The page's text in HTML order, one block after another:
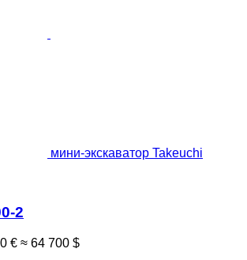
мини-экскаватор Takeuchi
2
€ ≈ 64 700 $